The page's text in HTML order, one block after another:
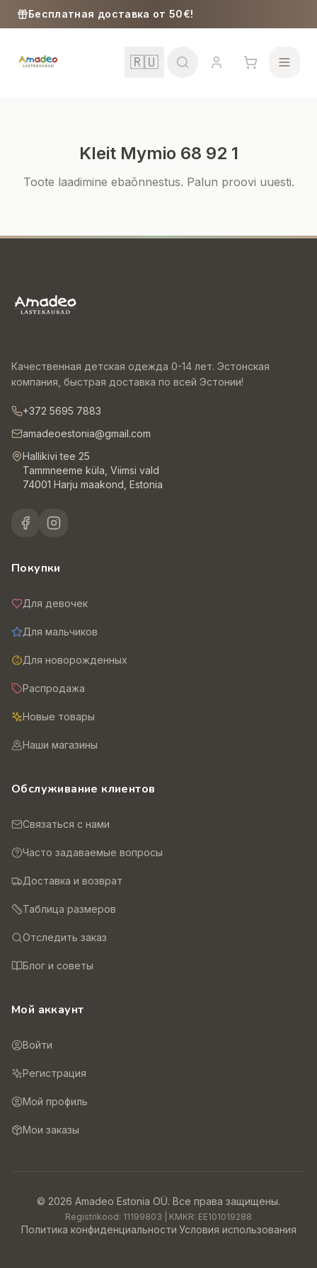
Skip to content
Бесплатная доставка от 50€!
🇷🇺
Малыши
Kleit Mymio 68 92 1
Toote laadimine ebaõnnestus. Palun proovi uuesti.
Качественная детская одежда 0-14 лет. Эстонская
компания, быстрая доставка по всей Эстонии!
+372 5695 7883
amadeoestonia@gmail.com
Hallikivi tee 25
Tammneeme küla, Viimsi vald
74001 Harju maakond, Estonia
Покупки
Для девочек
Для мальчиков
Для новорожденных
Распродажа
Новые товары
Наши магазины
Обслуживание клиентов
Связаться с нами
Часто задаваемые вопросы
Доставка и возврат
Таблица размеров
Отследить заказ
Блог и советы
Мой аккаунт
Войти
Регистрация
Мой профиль
Мои заказы
© 2026 Amadeo Estonia OÜ. Все права защищены.
Registrikood: 11199803 | KMKR: EE101019288
Политика конфиденциальности·Условия использования